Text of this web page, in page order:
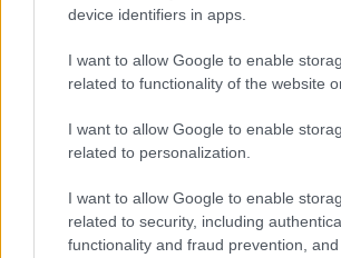
device identifiers in apps.
I want to allow Google to enable
related to functionality of the website
I want to allow Google to enable
related to personalization.
I want to allow Google to enable
related to security, including
functionality and fraud prevention,
E-mail cím
Feliratkozom a hírlevélre és
szabályzatot!